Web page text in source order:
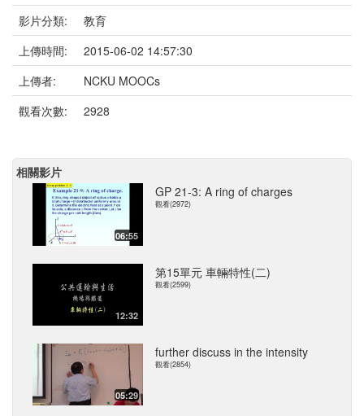
影片分類:
教育
上傳時間:
2015-06-02 14:57:30
上傳者:
NCKU MOOCs
觀看次數:
2928
相關影片
06:55
GP 21-3: A ring of charges
觀看(2972)
12:32
第15單元 車輛特性(二)
觀看(2599)
05:29
further discuss in the intensity
觀看(2854)